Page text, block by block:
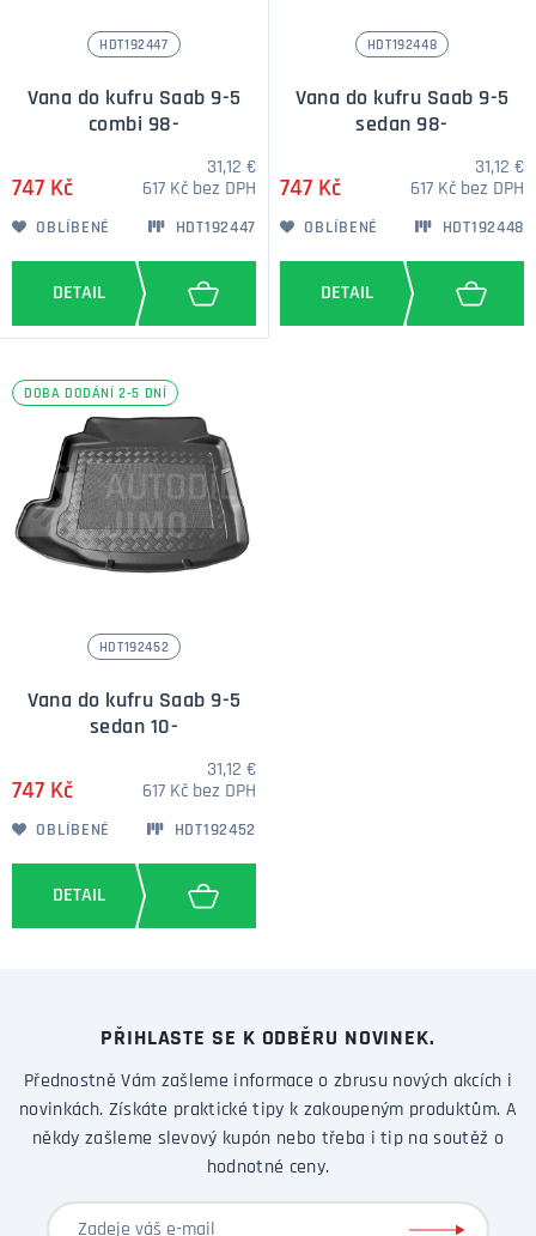
HDT192447
Vana do kufru Saab 9-5
combi 98-
747 Kč
31,12 €
617 Kč bez DPH
OBLÍBENÉ HDT192447
HDT192448
Vana do kufru Saab 9-5
sedan 98-
747 Kč
31,12 €
617 Kč bez DPH
OBLÍBENÉ HDT192448
DOBA DODÁNÍ 2-5 DNÍ
HDT192452
Vana do kufru Saab 9-5
sedan 10-
747 Kč
31,12 €
617 Kč bez DPH
OBLÍBENÉ HDT192452
PŘIHLASTE SE K ODBĚRU NOVINEK.
Přednostně Vám zašleme informace o zbrusu nových akcích i
novinkách. Získáte praktické tipy k zakoupeným produktům. A
někdy zašleme slevový kupón nebo třeba i tip na soutěž o
hodnotné ceny.